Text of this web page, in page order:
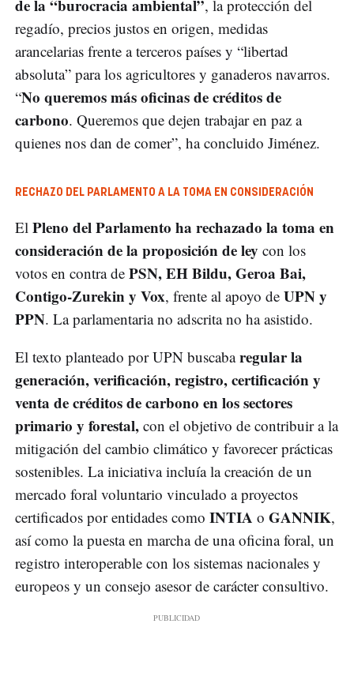
de la “burocracia ambiental”, la protección del
regadío, precios justos en origen, medidas
arancelarias frente a terceros países y “libertad
absoluta” para los agricultores y ganaderos navarros.
“No queremos más oficinas de créditos de
carbono. Queremos que dejen trabajar en paz a
quienes nos dan de comer”, ha concluido Jiménez.
RECHAZO DEL PARLAMENTO A LA TOMA EN CONSIDERACIÓN
El Pleno del Parlamento ha rechazado la toma en
consideración de la proposición de ley con los
votos en contra de PSN, EH Bildu, Geroa Bai,
Contigo-Zurekin y Vox, frente al apoyo de UPN y
PPN. La parlamentaria no adscrita no ha asistido.
El texto planteado por UPN buscabaregular la
generación, verificación, registro, certificación y
venta de créditos de carbono en los sectores
primario y forestal, con el objetivo de contribuir a la
mitigación del cambio climático y favorecer prácticas
sostenibles. La iniciativa incluía la creación de un
mercado foral voluntario vinculado a proyectos
certificados por entidades como INTIA o GANNIK,
así como la puesta en marcha de una oficina foral, un
registro interoperable con los sistemas nacionales y
europeos y un consejo asesor de carácter consultivo.